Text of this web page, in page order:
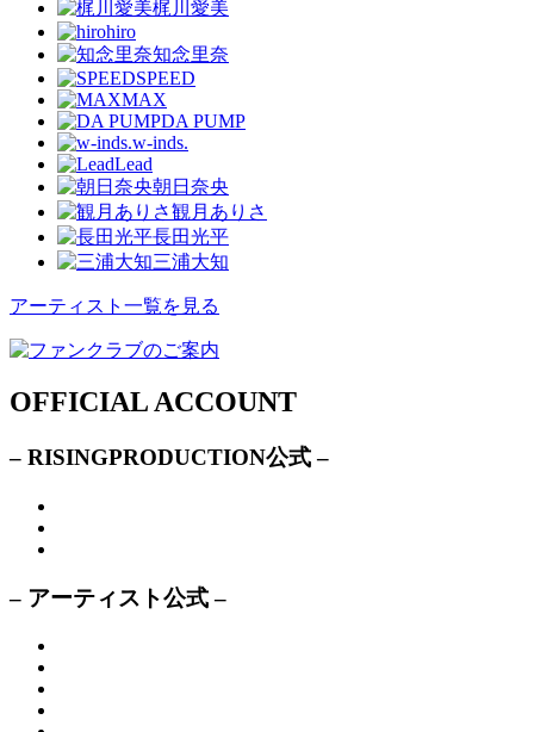
梶川愛美
hiro
知念里奈
SPEED
MAX
DA PUMP
w-inds.
Lead
朝日奈央
観月ありさ
長田光平
三浦大知
アーティスト一覧を見る
OFFICIAL ACCOUNT
– RISINGPRODUCTION公式 –
– アーティスト公式 –